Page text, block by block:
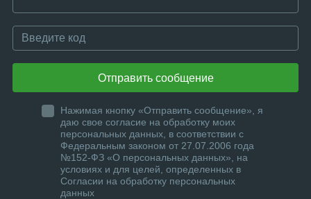
Отправить сообщение
Нажимая кнопку «Отправить сообщение», я
даю свое согласие на обработку моих
персональных данных, в соответствии с
Федеральным законом от 27.07.2006 года
№152-ФЗ «О персональных данных», на
условиях и для целей, определенных в
Согласии на обработку персональных
данных